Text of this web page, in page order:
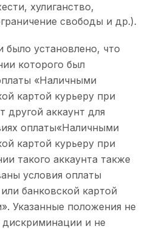
хулиганство,
свободы и др.).
было установлено, что
которого был
«Наличными
картой курьеру при
другой аккаунт для
оплаты«Наличными
картой курьеру при
такого аккаунта также
условия оплаты
банковской картой
Указанные положения не
и не